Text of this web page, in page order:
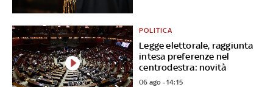
Legge elettorale, raggiunta
intesa preferenze nel
centrodestra: novità
POLITICA
06 ago - 14:15